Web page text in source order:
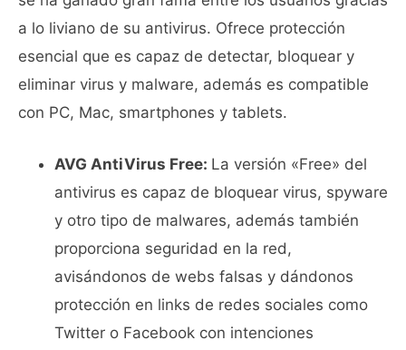
a lo liviano de su antivirus. Ofrece protección
esencial que es capaz de detectar, bloquear y
eliminar virus y malware, además es compatible
con PC, Mac, smartphones y tablets.
AVG AntiVirus Free: La versión «Free» del
antivirus es capaz de bloquear virus, spyware
y otro tipo de malwares, además también
proporciona seguridad en la red,
avisándonos de webs falsas y dándonos
protección en links de redes sociales como
Twitter o Facebook con intenciones